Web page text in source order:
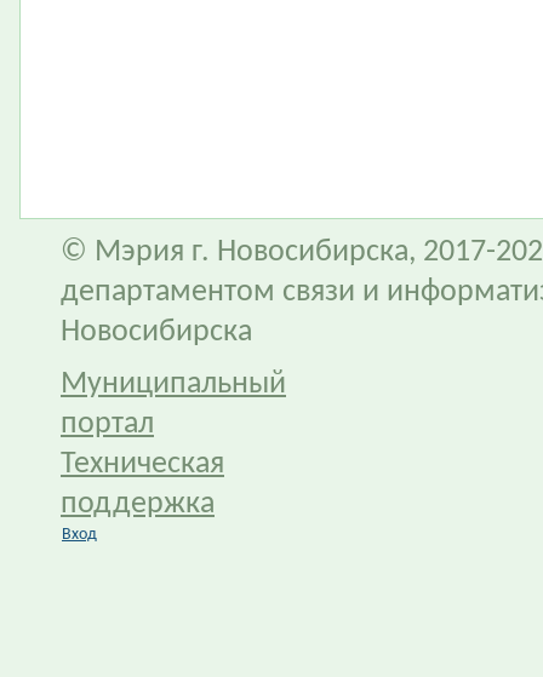
© Мэрия г. Новосибирска, 2017-
департаментом связи и
Новосибирска
Муниципальный
портал
Техническая
поддержка
Вход